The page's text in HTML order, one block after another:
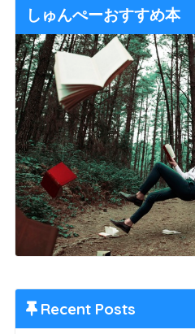
しゅんぺーおすすめ本
Recent Posts